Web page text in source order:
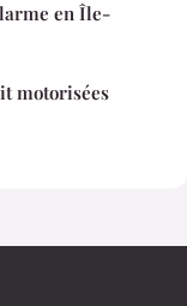
en Île-
motorisées